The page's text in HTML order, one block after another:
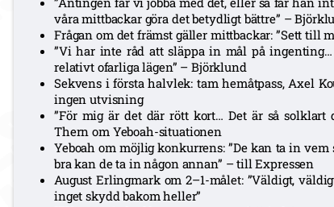
våra mittbackar göra det betydligt bättre” –
Frågan om det främst gäller mittbackar: ”Sett till
”Vi har inte råd att släppa in mål på
relativt ofarliga lägen” – Björklund
Sekvens i första halvlek: tam hemåtpass, Axel
ingen utvisning
”För mig är det där rött kort… Det är så
Thern om Yeboah-situationen
Yeboah om möjlig konkurrens: ”De kan ta in
bra kan de ta in någon annan” – till Expressen
August Erlingmark om 2–1-målet: ”Väldigt,
inget skydd bakom heller”